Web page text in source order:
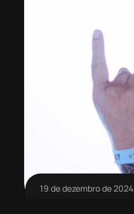
19 de dezembro de 2024